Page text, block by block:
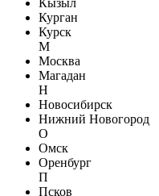
Кызыл
Курган
Курск
М
Москва
Магадан
Н
Новосибирск
Нижний Новогород
О
Омск
Оренбург
П
Псков